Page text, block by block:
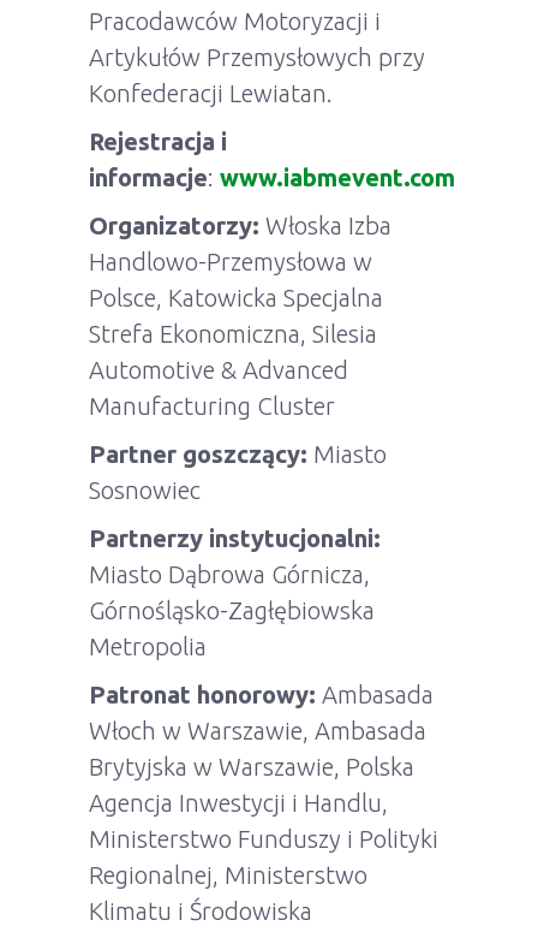
Pracodawców Motoryzacji i
Artykułów Przemysłowych przy
Konfederacji Lewiatan.
Rejestracja i
informacje: www.iabmevent.com
Organizatorzy: Włoska Izba
Handlowo-Przemysłowa w
Polsce, Katowicka Specjalna
Strefa Ekonomiczna, Silesia
Automotive & Advanced
Manufacturing Cluster
Partner goszczący: Miasto
Sosnowiec
Partnerzy instytucjonalni:
Miasto Dąbrowa Górnicza,
Górnośląsko-Zagłębiowska
Metropolia
Patronat honorowy: Ambasada
Włoch w Warszawie, Ambasada
Brytyjska w Warszawie, Polska
Agencja Inwestycji i Handlu,
Ministerstwo Funduszy i Polityki
Regionalnej, Ministerstwo
Klimatu i Środowiska